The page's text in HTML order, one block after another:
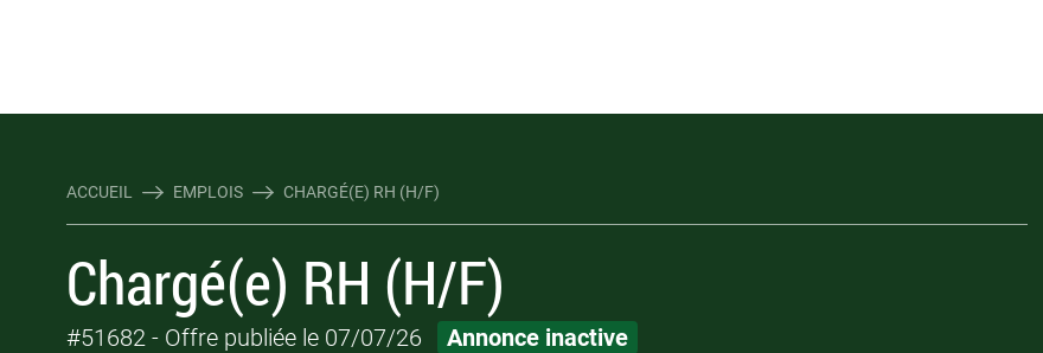
ACCUEIL EMPLOIS CHARGÉ(E) RH (H/F)
Chargé(e) RH (H/F)
#51682 - Offre publiée le 07/07/26 Annonce inactive